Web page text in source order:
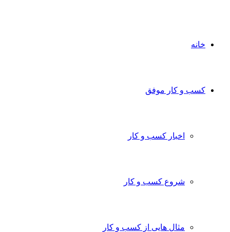
خانه
کسب و کار موفق
اخبار کسب و کار
شروع کسب و کار
مثال هایی از کسب و کار